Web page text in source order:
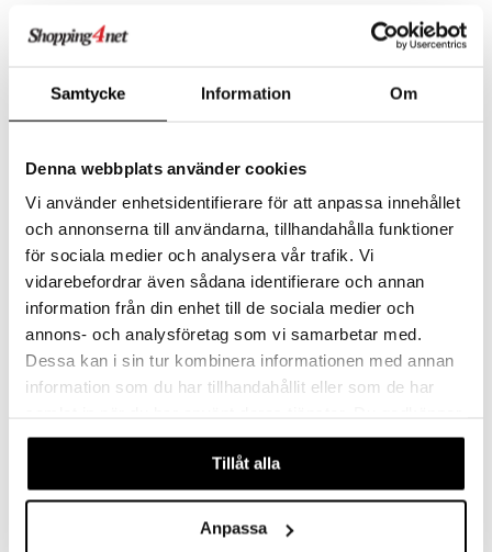
Samtycke Information Om
Denna webbplats använder cookies
Vi använder enhetsidentifierare för att anpassa innehållet
och annonserna till användarna, tillhandahålla funktioner
för sociala medier och analysera vår trafik. Vi
vidarebefordrar även sådana identifierare och annan
information från din enhet till de sociala medier och
annons- och analysföretag som vi samarbetar med.
Dessa kan i sin tur kombinera informationen med annan
information som du har tillhandahållit eller som de har
våra cookies vid fortsatt användande av vår webbplats.
Tillåt alla
Anpassa
Chateau Ölglas 41cl (35cl)
KOSTA BODA
449
Chateau Ölglas 63cl (50cl)
KOSTA BODA
kr